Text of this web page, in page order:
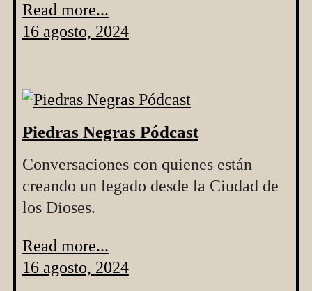
Read more...
16 agosto, 2024
Piedras Negras Pódcast
Conversaciones con quienes están
creando un legado desde la Ciudad de
los Dioses.
Read more...
16 agosto, 2024